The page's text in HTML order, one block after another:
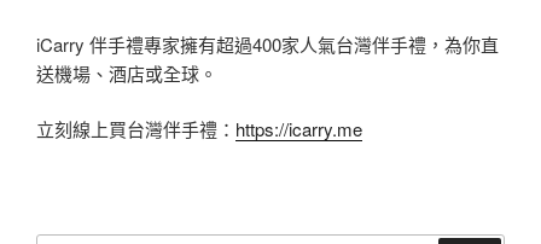
iCarry 伴手禮專家擁有超過400家人氣台灣伴手禮，為你直
送機場、酒店或全球。
立刻線上買台灣伴手禮： https://icarry.me